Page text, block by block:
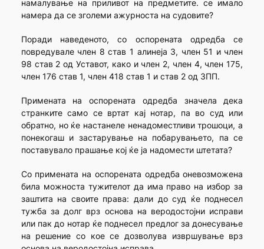
намалување на приливот на предметите. се имало
намера да се зголеми ажурноста на судовите?
Поради наведеното, со оспорената одредба се
повредувале член 8 став 1 алинеја 3, член 51 и член
98 став 2 од Уставот, како и член 2, член 4, член 175,
член 176 став 1, член 418 став 1 и став 2 од ЗПП.
Примената на оспорената одредба значела дека
странките само се вртат кај нотар, па во суд или
обратно, но ќе настанеле ненадоместливи трошоци, а
понекогаш и застарување на побарувањето, па се
поставувало прашање кој ќе ја надомести штетата?
Со примената на оспорената одредба оневозможена
била можноста тужителот да има право на избор за
заштита на своите права: дали до суд ќе поднесел
тужба за долг врз основа на веродостојни исправи
или пак до нотар ќе поднесел предлог за донесување
на решение со кое се дозволува извршување врз